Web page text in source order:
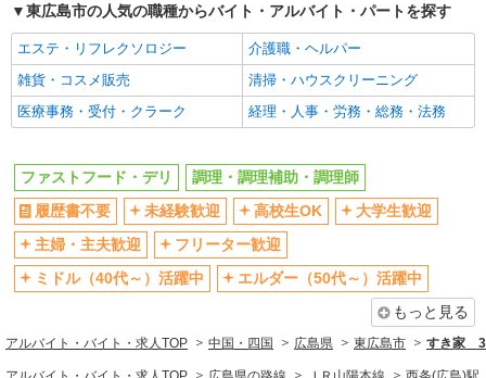
社員登用あり
東広島市の人気の職種からバイト・アルバイト・パートを探す
エステ・リフレクソロジー
介護職・ヘルパー
雑貨・コスメ販売
清掃・ハウスクリーニング
医療事務・受付・クラーク
経理・人事・労務・総務・法務
ファストフード・デリ
調理・調理補助・調理師
履歴書不要
未経験歓迎 高校生OK
大学生歓迎
主婦・主夫歓迎
フリーター歓迎
ミドル（40代～）活躍中
エルダー（50代～）活躍中
もっと見る
アルバイト・バイト・求人TOP 中国・四国 広島県 東広島市 すき家